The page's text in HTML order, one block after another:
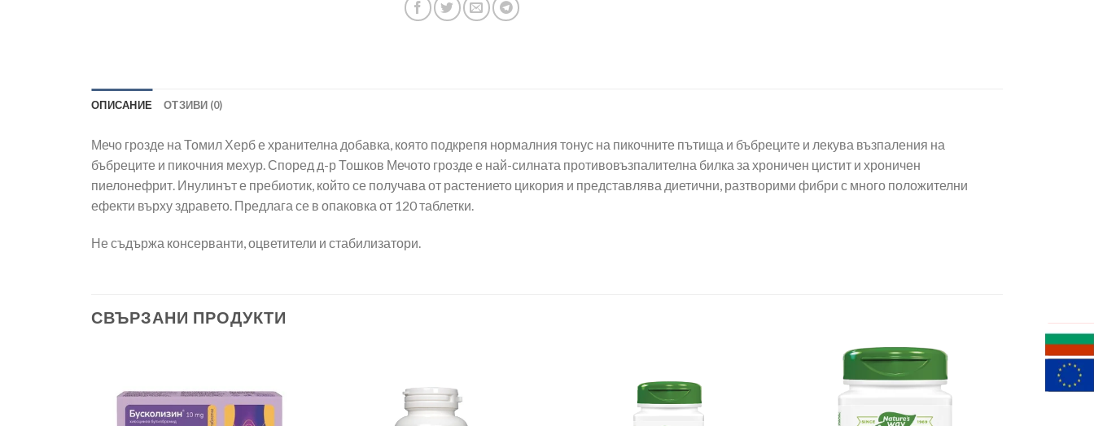
ОПИСАНИЕ ОТЗИВИ (0)
Мечо грозде на Томил Херб е хранителна добавка, която подкрепя нормалния тонус на пикочните пътища и бъбреците и лекува възпаления на
бъбреците и пикочния мехур. Според д-р Тошков Мечото грозде е най-силната противовъзпалителна билка за хроничен цистит и хроничен
пиелонефрит. Инулинът е пребиотик, който се получава от растението цикория и представлява диетични, разтворими фибри с много положителни
ефекти върху здравето. Предлага се в опаковка от 120 таблетки.
Не съдържа консерванти, оцветители и стабилизатори.
СВЪРЗАНИ ПРОДУКТИ